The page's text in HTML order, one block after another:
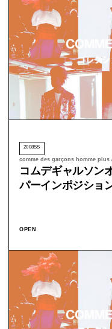
2008SS
comme des garçons homme plus
コムデギャルソン
パーインポジショ
OPEN